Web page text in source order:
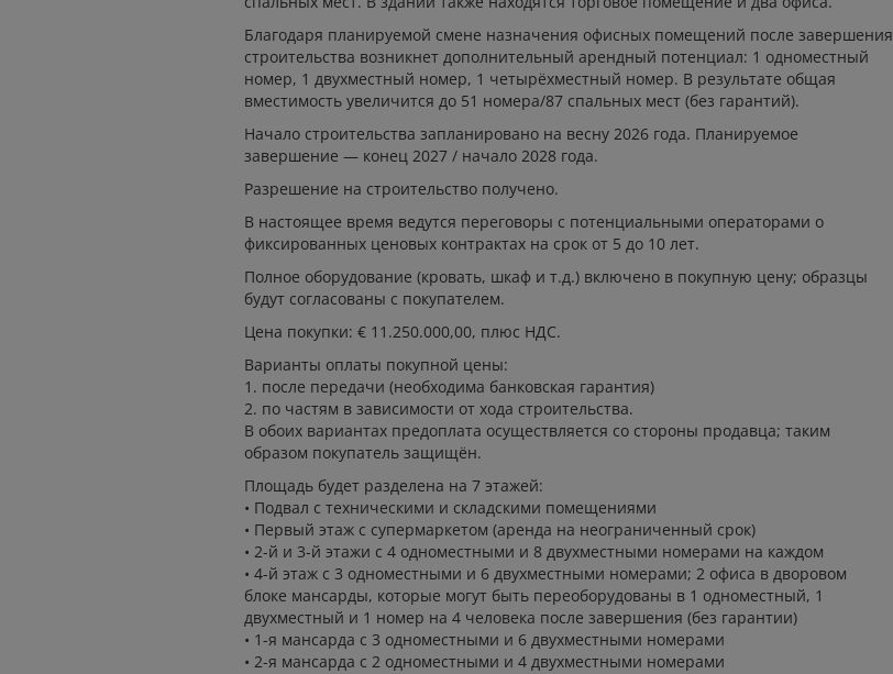
Благодаря планируемой смене назначения офисных помещений после завершения
строительства возникнет дополнительный арендный потенциал: 1 одноместный
номер, 1 двухместный номер, 1 четырёхместный номер. В результате общая
вместимость увеличится до 51 номера/87 спальных мест (без гарантий).
Начало строительства запланировано на весну 2026 года. Планируемое
завершение — конец 2027 / начало 2028 года.
Разрешение на строительство получено.
В настоящее время ведутся переговоры с потенциальными операторами о
фиксированных ценовых контрактах на срок от 5 до 10 лет.
Полное оборудование (кровать, шкаф и т.д.) включено в покупную цену; образцы
будут согласованы с покупателем.
Цена покупки: € 11.250.000,00, плюс НДС.
Варианты оплаты покупной цены:
1. после передачи (необходима банковская гарантия)
2. по частям в зависимости от хода строительства.
В обоих вариантах предоплата осуществляется со стороны продавца; таким
образом покупатель защищён.
Площадь будет разделена на 7 этажей:
• Подвал с техническими и складскими помещениями
• Первый этаж с супермаркетом (аренда на неограниченный срок)
• 2-й и 3-й этажи с 4 одноместными и 8 двухместными номерами на каждом
• 4-й этаж с 3 одноместными и 6 двухместными номерами; 2 офиса в дворовом
блоке мансарды, которые могут быть переоборудованы в 1 одноместный, 1
двухместный и 1 номер на 4 человека после завершения (без гарантии)
• 1-я мансарда с 3 одноместными и 6 двухместными номерами
• 2-я мансарда с 2 одноместными и 4 двухместными номерами